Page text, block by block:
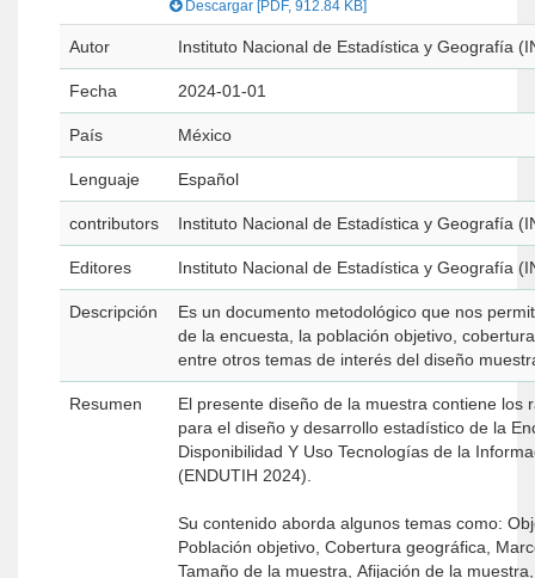
Descargar [PDF, 912.84 KB]
Autor Instituto Nacional de Estadística y Geografía
Fecha 2024-01-01
País México
Lenguaje Español
contributors Instituto Nacional de Estadística y Geografía
Editores Instituto Nacional de Estadística y Geografía
Descripción
Es un documento metodológico que nos
de la encuesta, la población objetivo,
entre otros temas de interés del diseño
Resumen
El presente diseño de la muestra contiene los
para el diseño y desarrollo estadístico de la
Disponibilidad Y Uso Tecnologías de la
(ENDUTIH 2024).
Su contenido aborda algunos temas como:
Población objetivo, Cobertura geográfica,
Tamaño de la muestra, Afijación de la